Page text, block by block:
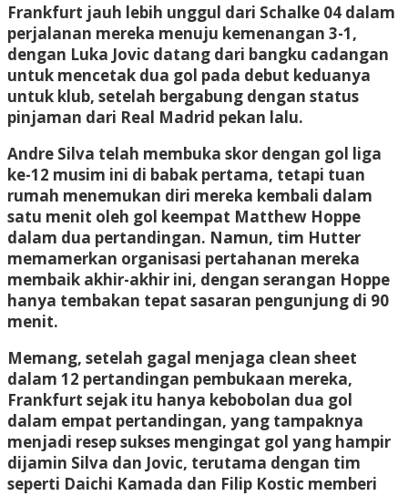
Frankfurt jauh lebih unggul dari Schalke 04 dalam
perjalanan mereka menuju kemenangan 3-1,
dengan Luka Jovic datang dari bangku cadangan
untuk mencetak dua gol pada debut keduanya
untuk klub, setelah bergabung dengan status
pinjaman dari Real Madrid pekan lalu.
Andre Silva telah membuka skor dengan gol liga
ke-12 musim ini di babak pertama, tetapi tuan
rumah menemukan diri mereka kembali dalam
satu menit oleh gol keempat Matthew Hoppe
dalam dua pertandingan. Namun, tim Hutter
memamerkan organisasi pertahanan mereka
membaik akhir-akhir ini, dengan serangan Hoppe
hanya tembakan tepat sasaran pengunjung di 90
menit.
Memang, setelah gagal menjaga clean sheet
dalam 12 pertandingan pembukaan mereka,
Frankfurt sejak itu hanya kebobolan dua gol
dalam empat pertandingan, yang tampaknya
menjadi resep sukses mengingat gol yang hampir
dijamin Silva dan Jovic, terutama dengan tim
seperti Daichi Kamada dan Filip Kostic memberi